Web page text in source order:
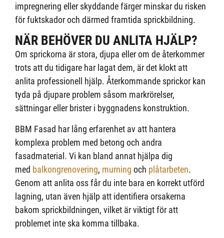
impregnering eller skyddande färger minskar du risken
för fuktskador och därmed framtida sprickbildning.
NÄR BEHÖVER DU ANLITA HJÄLP?
Om sprickorna är stora, djupa eller om de återkommer
trots att du tidigare har lagat dem, är det klokt att
anlita professionell hjälp. Återkommande sprickor kan
tyda på djupare problem såsom markrörelser,
sättningar eller brister i byggnadens konstruktion.
BBM Fasad har lång erfarenhet av att hantera
komplexa problem med betong och andra
fasadmaterial. Vi kan bland annat hjälpa dig
med balkongrenovering, murning och plåtarbeten.
Genom att anlita oss får du inte bara en korrekt utförd
lagning, utan även hjälp att identifiera orsakerna
bakom sprickbildningen, vilket är viktigt för att
problemet inte ska komma tillbaka.